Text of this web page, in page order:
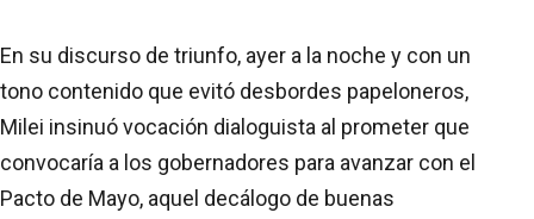
En su discurso de triunfo, ayer a la noche y con un
tono contenido que evitó desbordes papeloneros,
Milei insinuó vocación dialoguista al prometer que
convocaría a los gobernadores para avanzar con el
Pacto de Mayo, aquel decálogo de buenas